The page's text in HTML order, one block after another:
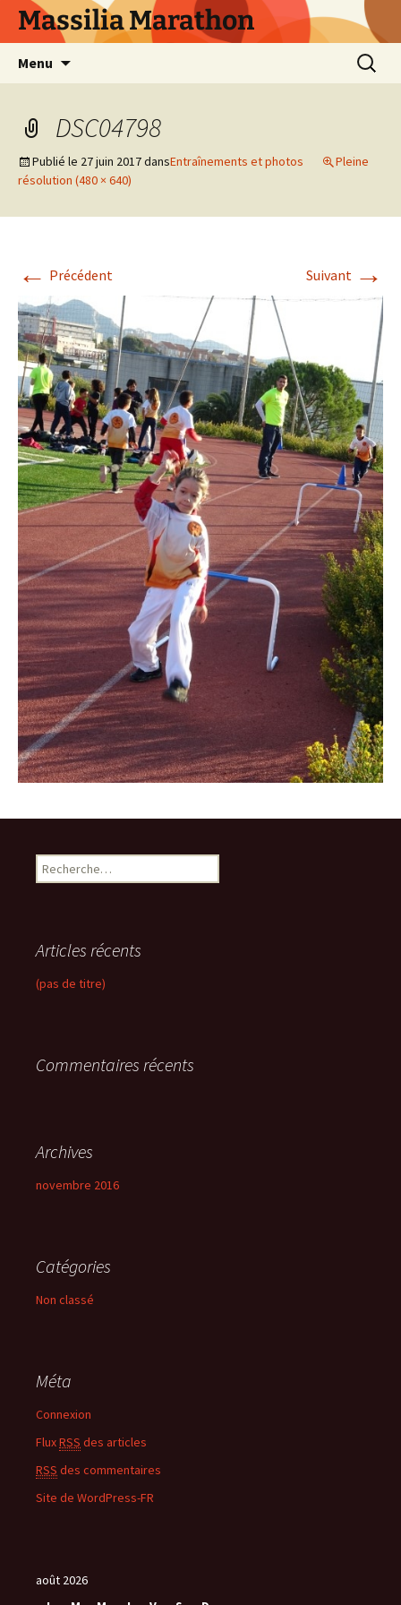
AllerMassilia Marathon
Menu
DSC04798
Publié le 27 juin 2017dansEntraînements et photos
Pleine
résolution (480 × 640)
← Précédent Suivant →
R
e
r
c
h
:
Articles récents
(pas de titre)
Commentaires récents
Archives
novembre 2016
Catégories
Non classé
Méta
Connexion
FluxRSS des articles
RSS des commentaires
Site de WordPress-FR
août 2026